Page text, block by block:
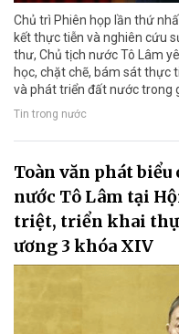
Chủ trì Phiên họp lần thứ
kết thực tiễn và nghiên cứu
thư, Chủ tịch nước Tô Lâm
học, chặt chẽ, bám sát thực
và phát triển đất nước trong
Tin trong nước
Toàn văn phát
nước Tô Lâm tại
triệt, triển khai
ương 3 khóa XIV